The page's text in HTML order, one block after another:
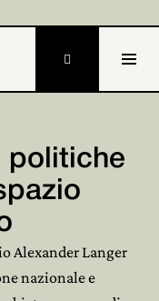

politiche
Alexander Langer
nazionale e